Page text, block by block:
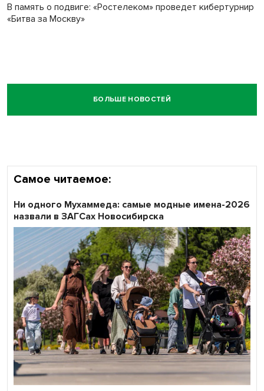
В память о подвиге: «Ростелеком» проведет кибертурнир
«Битва за Москву»
БОЛЬШЕ НОВОСТЕЙ
Самое читаемое:
Ни одного Мухаммеда: самые модные имена-2026
назвали в ЗАГСах Новосибирска